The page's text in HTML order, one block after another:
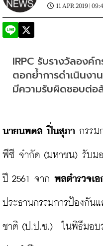
11 APR 2019 |
IRPC รับรางวัลองค์
ตอกย้ำการดำเนินงา
มีความรับผิดชอบต่อ
นายนพดล ปิ่นสุภา กรรม
พีซี จำกัด (มหาชน) รับมอ
ปี 2561 จาก พลตำรวจเ
ประธานกรรมการป้องกัน
ชาติ (ป.ป.ช.)  ในพิธีมอบ